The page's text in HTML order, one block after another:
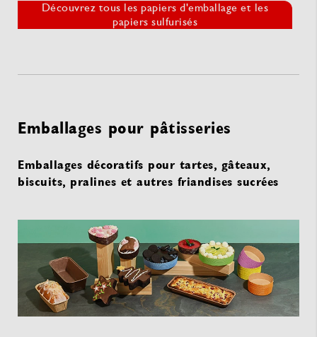
Découvrez tous les papiers d'emballage et les
papiers sulfurisés
Emballages pour pâtisseries
Emballages décoratifs pour tartes, gâteaux,
biscuits, pralines et autres friandises sucrées